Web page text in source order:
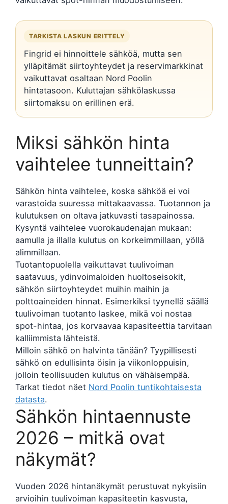
TARKISTA LASKUN ERITTELY
Fingrid ei hinnoittele sähköä, mutta sen
ylläpitämät siirtoyhteydet ja reservimarkkinat
vaikuttavat osaltaan Nord Poolin
hintatasoon. Kuluttajan sähkölaskussa
siirtomaksu on erillinen erä.
Miksi sähkön hinta
vaihtelee tunneittain?
Sähkön hinta vaihtelee, koska sähköä ei voi
varastoida suuressa mittakaavassa. Tuotannon ja
kulutuksen on oltava jatkuvasti tasapainossa.
Kysyntä vaihtelee vuorokaudenajan mukaan:
aamulla ja illalla kulutus on korkeimmillaan, yöllä
alimmillaan.
Tuotantopuolella vaikuttavat tuulivoiman
saatavuus, ydinvoimaloiden huoltoseisokit,
sähkön siirtoyhteydet muihin maihin ja
polttoaineiden hinnat. Esimerkiksi tyynellä säällä
tuulivoiman tuotanto laskee, mikä voi nostaa
spot-hintaa, jos korvaavaa kapasiteettia tarvitaan
kalliimmista lähteistä.
Milloin sähkö on halvinta tänään? Tyypillisesti
sähkö on edullisinta öisin ja viikonloppuisin,
jolloin teollisuuden kulutus on vähäisempää.
Tarkat tiedot näet Nord Poolin tuntikohtaisesta
datasta.
Sähkön hintaennuste
2026 – mitkä ovat
näkymät?
Vuoden 2026 hintanäkymät perustuvat nykyisiin
arvioihin tuulivoiman kapasiteetin kasvusta,